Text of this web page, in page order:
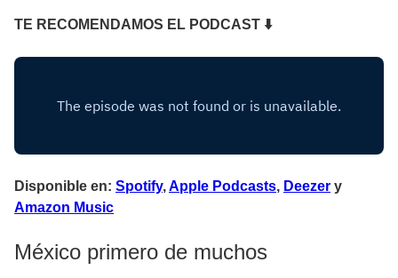
TE RECOMENDAMOS EL PODCAST ⬇
Disponible en: Spotify,Apple Podcasts, Deezer y
Amazon Music
México primero de muchos